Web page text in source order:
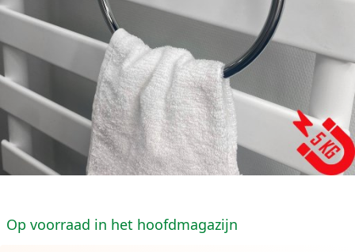
Op voorraad in het hoofdmagazijn